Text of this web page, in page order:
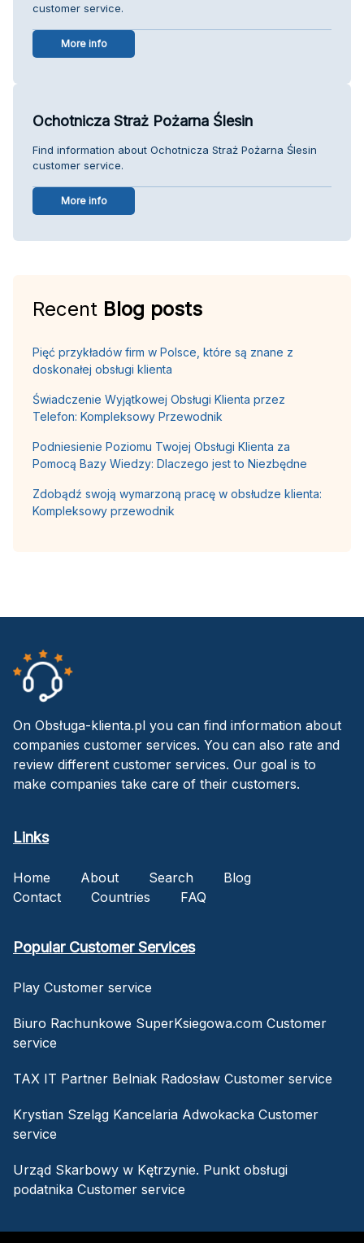
customer service.
More info
Ochotnicza Straż Pożarna Ślesin
Find information about Ochotnicza Straż Pożarna Ślesin
customer service.
More info
Recent Blog posts
Pięć przykładów firm w Polsce, które są znane z
doskonałej obsługi klienta
Świadczenie Wyjątkowej Obsługi Klienta przez
Telefon: Kompleksowy Przewodnik
Podniesienie Poziomu Twojej Obsługi Klienta za
Pomocą Bazy Wiedzy: Dlaczego jest to Niezbędne
Zdobądź swoją wymarzoną pracę w obsłudze klienta:
Kompleksowy przewodnik
On Obsługa-klienta.pl you can find information about
companies customer services. You can also rate and
review different customer services. Our goal is to
make companies take care of their customers.
Links
Home About Search
Blog
Contact
Countries FAQ
Popular Customer Services
Play Customer service
Biuro Rachunkowe SuperKsiegowa.com Customer
service
TAX IT Partner Belniak Radosław Customer service
Krystian Szeląg Kancelaria Adwokacka Customer
service
Urząd Skarbowy w Kętrzynie. Punkt obsługi
podatnika Customer service